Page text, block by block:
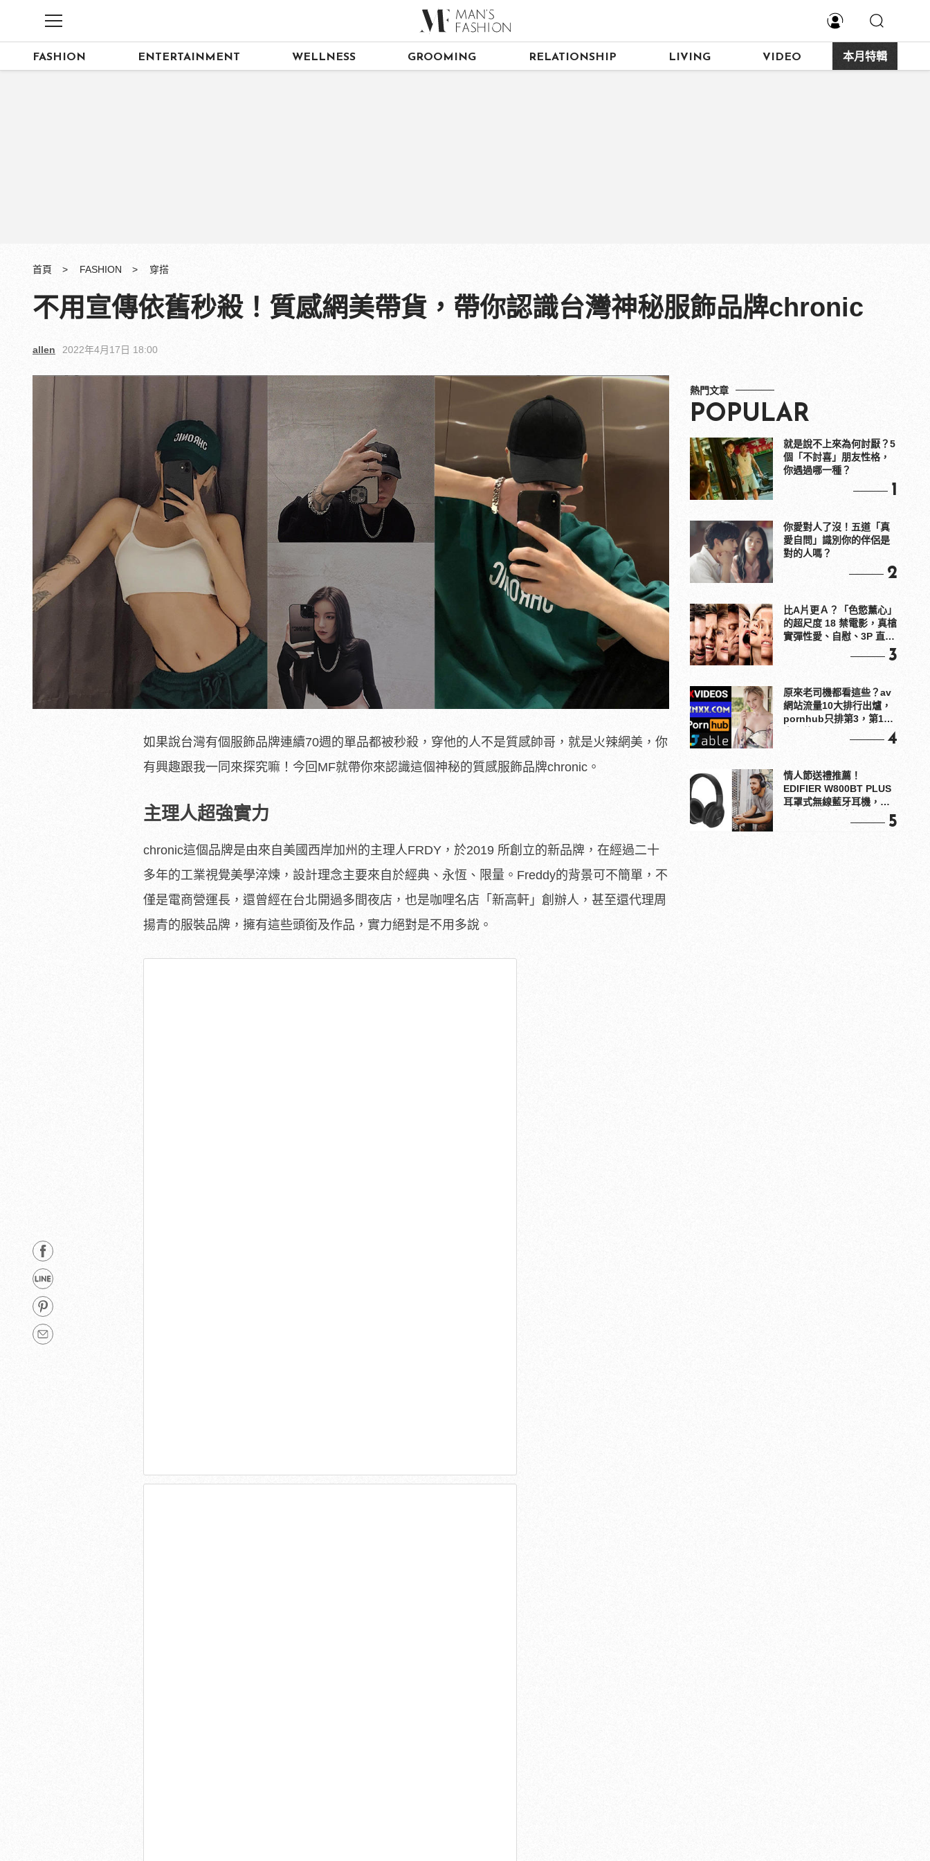
FASHION ENTERTAINMENT WELLNESS GROOMING RELATIONSHIP LIVING VIDEO 本月特輯
首頁 FASHION 穿搭
不用宣傳依舊秒殺！質感網美帶貨，帶你認識台灣神秘服飾品牌chronic
allen 2022年4月17日 18:00
如果說台灣有個服飾品牌連續70週的單品都被秒殺，穿他的人不是質感帥哥，就是火辣網美，你
有興趣跟我一同來探究嘛！今回MF就帶你來認識這個神秘的質感服飾品牌chronic。
主理人超強實力
chronic這個品牌是由來自美國西岸加州的主理人FRDY，於2019 所創立的新品牌，在經過二十
多年的工業視覺美學淬煉，設計理念主要來自於經典、永恆、限量。Freddy的背景可不簡單，不
僅是電商營運長，還曾經在台北開過多間夜店，也是咖哩名店「新高軒」創辦人，甚至還代理周
揚青的服裝品牌，擁有這些頭銜及作品，實力絕對是不用多說。
熱門文章
POPULAR
就是說不上來為何討厭？5
個「不討喜」朋友性格，
你遇過哪一種？
1
你愛對人了沒！五道「真
愛自問」識別你的伴侶是
對的人嗎？
2
比A片更Ａ？「色慾薰心」
的超尺度 18 禁電影，真槍
實彈性愛、自慰、3P 直接
3
原來老司機都看這些？av
網站流量10大排行出爐，
pornhub只排第3，第1名
4
情人節送禮推薦！
EDIFIER W800BT PLUS
耳罩式無線藍牙耳機，在
5